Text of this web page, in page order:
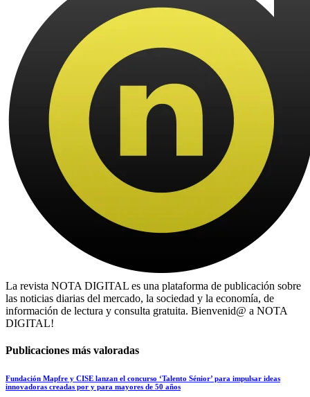
La revista NOTA DIGITAL es una plataforma de publicación sobre
las noticias diarias del mercado, la sociedad y la economía, de
información de lectura y consulta gratuita. Bienvenid@ a NOTA
DIGITAL!
Publicaciones más valoradas
Fundación Mapfre y CISE lanzan el concurso ‘Talento Sénior’ para impulsar ideas
innovadoras creadas por y para mayores de 50 años